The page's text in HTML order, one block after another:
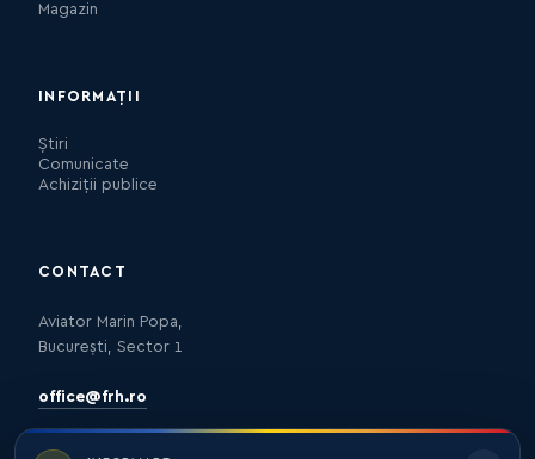
Magazin
INFORMAȚII
Știri
Comunicate
Achiziții publice
CONTACT
Aviator Marin Popa,
București, Sector 1
office@frh.ro